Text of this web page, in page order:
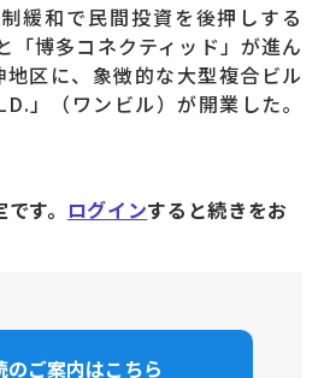
緩和で民間投資を後押しする
「博多コネクティッド」が進ん
区に、象徴的な大型複合ビル
」（ワンビル）が開業した。
す。 ログインすると続きをお
のご案内はこちら